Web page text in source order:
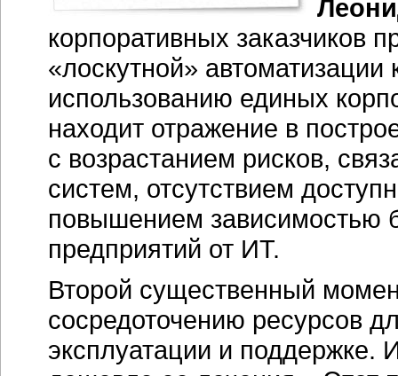
корпоративных заказчиков
«лоскутной»
использованию единых
находит отражение в
с возрастанием рисков,
систем, отсутствием
повышением зависимостью
предприятий от ИТ.
Второй существенный
сосредоточению ресурсов
эксплуатации и поддержке.